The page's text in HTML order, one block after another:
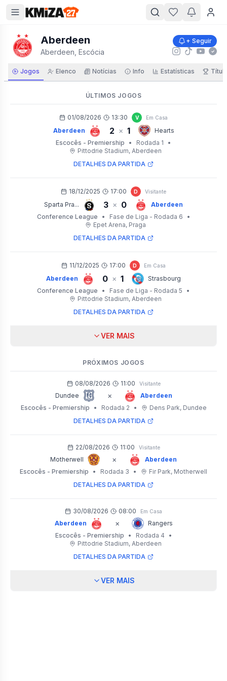
Aberdeen
Aberdeen, Escócia
+ Seguir
Jogos Elenco Notícias Info Estatísticas
ÚLTIMOS JOGOS
01/08/2026 13:30 V Em Casa
Aberdeen 2 × 1
Hearts
Escocês - Premiership
• Rodada 1
•
Pittodrie Stadium, Aberdeen
DETALHES DA PARTIDA
18/12/2025 17:00 D Visitante
Sparta Pra... 3 × 0
Aberdeen
Conference League
• Fase de Liga - Rodada 6
•
Epet Arena, Praga
DETALHES DA PARTIDA
11/12/2025 17:00 D Em Casa
Aberdeen 0 × 1
Strasbourg
Conference League
• Fase de Liga - Rodada 5
•
Pittodrie Stadium, Aberdeen
DETALHES DA PARTIDA
VER MAIS
PRÓXIMOS JOGOS
08/08/2026 11:00 Visitante
Dundee ×
Aberdeen
Escocês - Premiership
• Rodada 2 • Dens Park, Dundee
DETALHES DA PARTIDA
22/08/2026 11:00 Visitante
Motherwell ×
Aberdeen
Escocês - Premiership
• Rodada 3 • Fir Park, Motherwell
DETALHES DA PARTIDA
30/08/2026 08:00 Em Casa
Aberdeen ×
Rangers
Escocês - Premiership
• Rodada 4
•
Pittodrie Stadium, Aberdeen
DETALHES DA PARTIDA
VER MAIS